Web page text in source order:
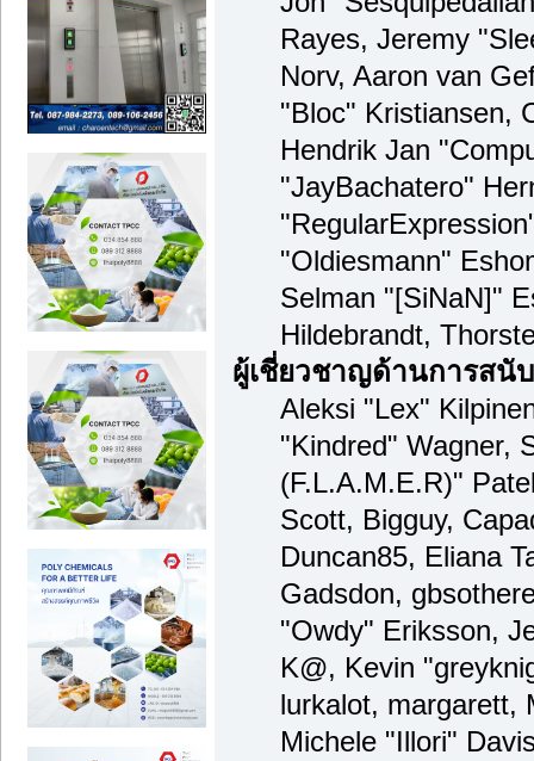
Rayes, Jeremy
Norv, Aaron van
"Bloc" Kristiansen,
Hendrik Jan
"JayBachatero"
"Oldiesmann"
Selman "[SiNaN]"
Hildebrandt,
ผู้เชี่ยวชาญด้านการสนั
Aleksi "Lex"
"Kindred" Wagner,
(F.L.A.M.E.R)"
Scott, Bigguy,
Duncan85, Eliana
Gadsdon,
"Owdy" Eriksson,
K@, Kevin
lurkalot, margarett,
Michele "Illori"